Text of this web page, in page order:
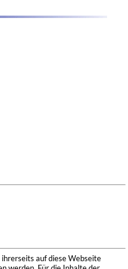
auf diese Webseite